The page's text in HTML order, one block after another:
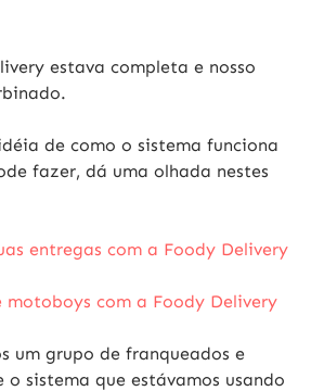
estava completa e nosso
.
de como o sistema funciona
fazer, dá uma olhada nestes
entregas com a Foody Delivery
com a Foody Delivery
um grupo de franqueados e
o sistema que estávamos usando